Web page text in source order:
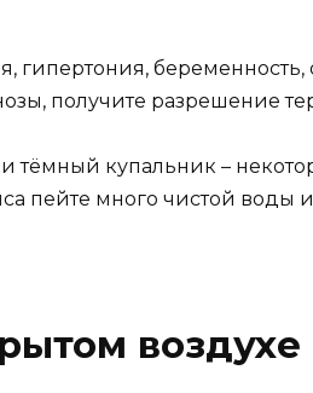
гипертония, беременность,
получите разрешение
тёмный купальник –
пейте много чистой воды
воздухе